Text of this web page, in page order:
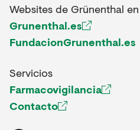
Websites de Grünenthal
Grunenthal.es
FundacionGrunenthal.es
Servicios
Farmacovigilancia
Contacto